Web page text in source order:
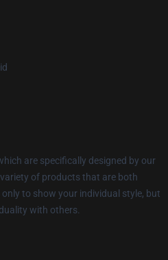
are specifically designed by our
of products that are both
to show your individual style, but
with others.